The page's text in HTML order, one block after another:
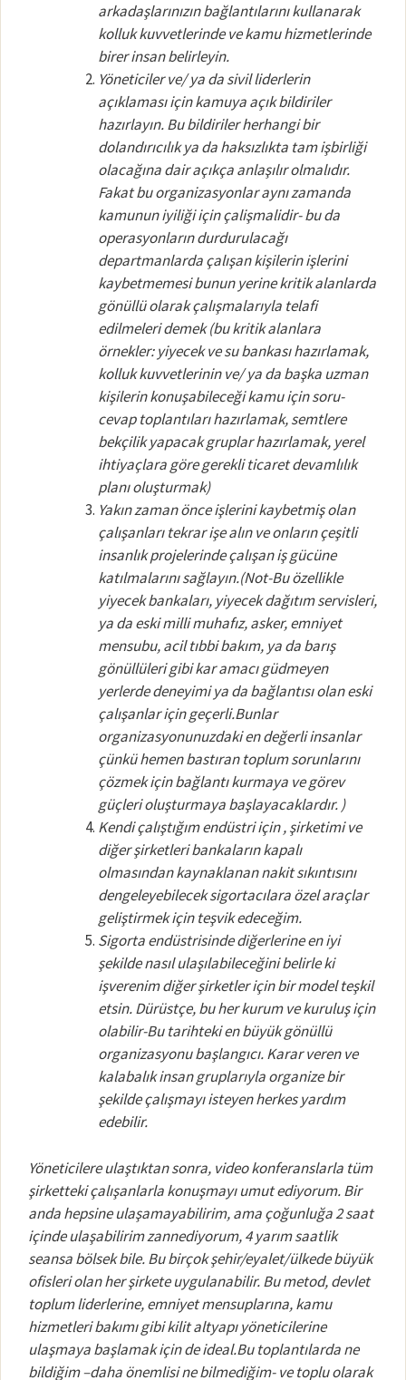
arkadaşlarınızın bağlantılarını kullanarak
kolluk kuvvetlerinde ve kamu hizmetlerinde
birer insan belirleyin.
Yöneticiler ve/ ya da sivil liderlerin
açıklaması için kamuya açık bildiriler
hazırlayın. Bu bildiriler herhangi bir
dolandırıcılık ya da haksızlıkta tam işbirliği
olacağına dair açıkça anlaşılır olmalıdır.
Fakat bu organizasyonlar aynı zamanda
kamunun iyiliği için çalişmalidir- bu da
operasyonların durdurulacağı
departmanlarda çalışan kişilerin işlerini
kaybetmemesi bunun yerine kritik alanlarda
gönüllü olarak çalışmalarıyla telafi
edilmeleri demek (bu kritik alanlara
örnekler: yiyecek ve su bankası hazırlamak,
kolluk kuvvetlerinin ve/ ya da başka uzman
kişilerin konuşabileceği kamu için soru-
cevap toplantıları hazırlamak, semtlere
bekçilik yapacak gruplar hazırlamak, yerel
ihtiyaçlara göre gerekli ticaret devamlılık
planı oluşturmak)
Yakın zaman önce işlerini kaybetmiş olan
çalışanları tekrar işe alın ve onların çeşitli
insanlık projelerinde çalışan iş gücüne
katılmalarını sağlayın.(Not-Bu özellikle
yiyecek bankaları, yiyecek dağıtım servisleri,
ya da eski milli muhafız, asker, emniyet
mensubu, acil tıbbi bakım, ya da barış
gönüllüleri gibi kar amacı güdmeyen
yerlerde deneyimi ya da bağlantısı olan eski
çalışanlar için geçerli.Bunlar
organizasyonunuzdaki en değerli insanlar
çünkü hemen bastıran toplum sorunlarını
çözmek için bağlantı kurmaya ve görev
güçleri oluşturmaya başlayacaklardır. )
Kendi çalıştığım endüstri için , şirketimi ve
diğer şirketleri bankaların kapalı
olmasından kaynaklanan nakit sıkıntısını
dengeleyebilecek sigortacılara özel araçlar
geliştirmek için teşvik edeceğim.
Sigorta endüstrisinde diğerlerine en iyi
şekilde nasıl ulaşılabileceğini belirle ki
işverenim diğer şirketler için bir model teşkil
etsin. Dürüstçe, bu her kurum ve kuruluş için
olabilir-Bu tarihteki en büyük gönüllü
organizasyonu başlangıcı. Karar veren ve
kalabalık insan gruplarıyla organize bir
şekilde çalışmayı isteyen herkes yardım
edebilir.
Yöneticilere ulaştıktan sonra, video konferanslarla tüm
şirketteki çalışanlarla konuşmayı umut ediyorum. Bir
anda hepsine ulaşamayabilirim, ama çoğunluğa 2 saat
içinde ulaşabilirim zannediyorum, 4 yarım saatlik
seansa bölsek bile. Bu birçok şehir/eyalet/ülkede büyük
ofisleri olan her şirkete uygulanabilir. Bu metod, devlet
toplum liderlerine, emniyet mensuplarına, kamu
hizmetleri bakımı gibi kilit altyapı yöneticilerine
ulaşmaya başlamak için de ideal.Bu toplantılarda ne
bildiğim –daha önemlisi ne bilmediğim- ve toplu olarak